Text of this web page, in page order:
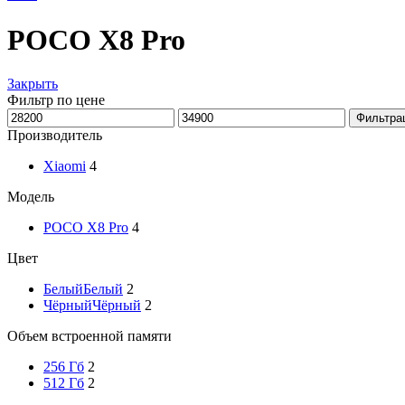
POCO X8 Pro
Закрыть
Фильтр по цене
Минимальная
цена
Максимальная
цена
Производитель
Xiaomi 4
Модель
POCO X8 Pro 4
Цвет
БелыйБелый 2
ЧёрныйЧёрный 2
Объем встроенной памяти
256 Гб 2
512 Гб 2